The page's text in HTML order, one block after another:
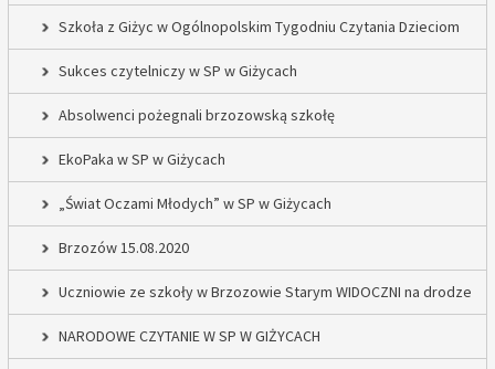
Szkoła z Giżyc w Ogólnopolskim Tygodniu Czytania Dzieciom
Sukces czytelniczy w SP w Giżycach
Absolwenci pożegnali brzozowską szkołę
EkoPaka w SP w Giżycach
„Świat Oczami Młodych” w SP w Giżycach
Brzozów 15.08.2020
Uczniowie ze szkoły w Brzozowie Starym WIDOCZNI na drodze
NARODOWE CZYTANIE W SP W GIŻYCACH